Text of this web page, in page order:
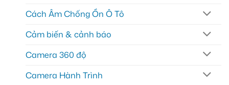
Cách Âm Chống Ồn Ô Tô
Cảm biến & cảnh báo
Camera 360 độ
Camera Hành Trình